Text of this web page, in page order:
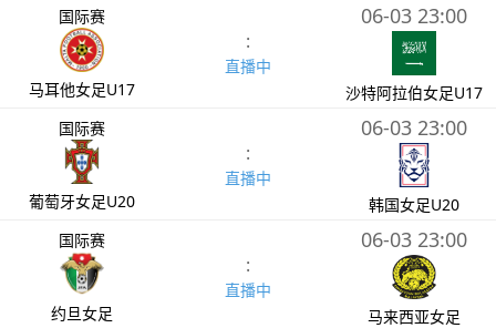
国际赛
马耳他女足U17
:
直播中
06-03 23:00
沙特阿拉伯女足U17
国际赛
葡萄牙女足U20
:
直播中
06-03 23:00
韩国女足U20
国际赛
约旦女足
:
直播中
06-03 23:00
马来西亚女足